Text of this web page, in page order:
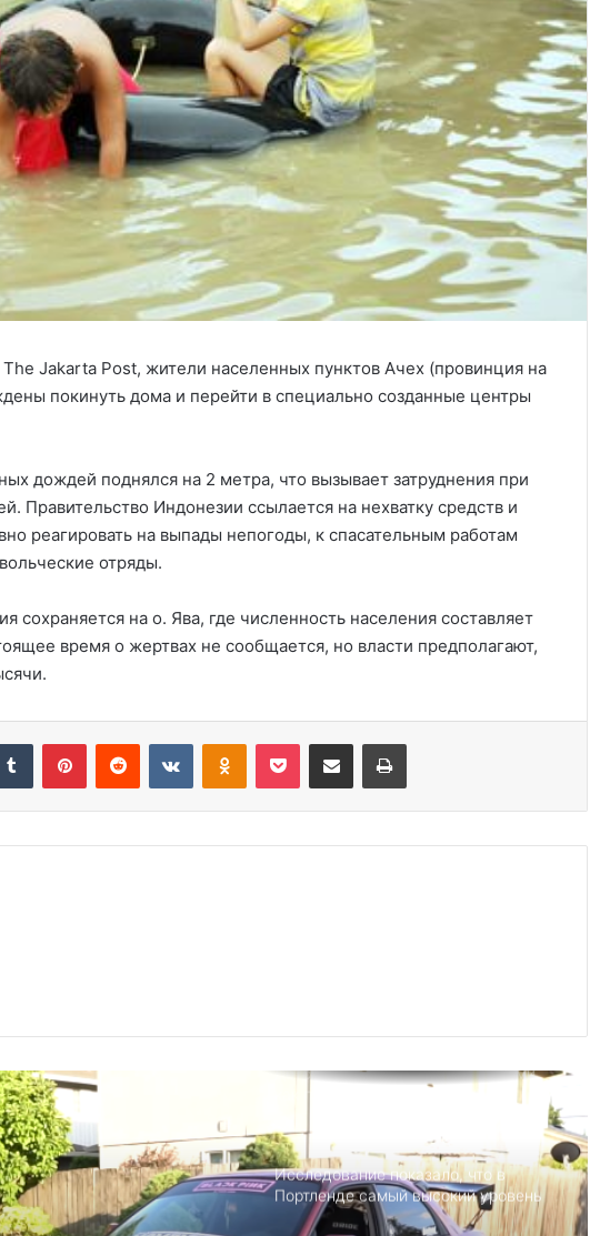
Jakarta Post, жители населенных пунктов Ачех (провинция на
покинуть дома и перейти в специально созданные центры
дождей поднялся на 2 метра, что вызывает затруднения при
Правительство Индонезии ссылается на нехватку средств и
реагировать на выпады непогоды, к спасательным работам
отряды.
сохраняется на о. Ява, где численность населения составляет
время о жертвах не сообщается, но власти предполагают,
Удивительные факты о Флориде
Пляжный домик в Северной
бывшая девушка Энн Уинблад
отдыха
Выступление министра финансов
Джанет Л. Йеллен в Суниве в
открытым небом
угона автомобилей на душу
населения в США
Америка имеет огромный избыток
сыра